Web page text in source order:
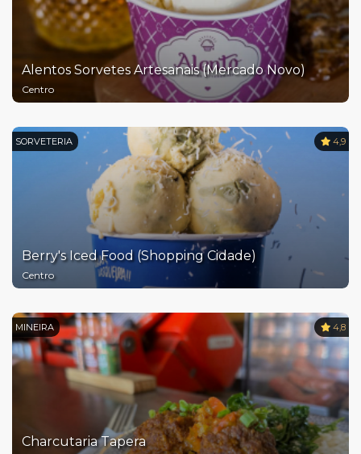
Alentos Sorvetes Artesanais (Mercado Novo)
Centro
SORVETERIA 4,9
Berry's Iced Food (Shopping Cidade)
Centro
MINEIRA 4,8
Charcutaria Tapera